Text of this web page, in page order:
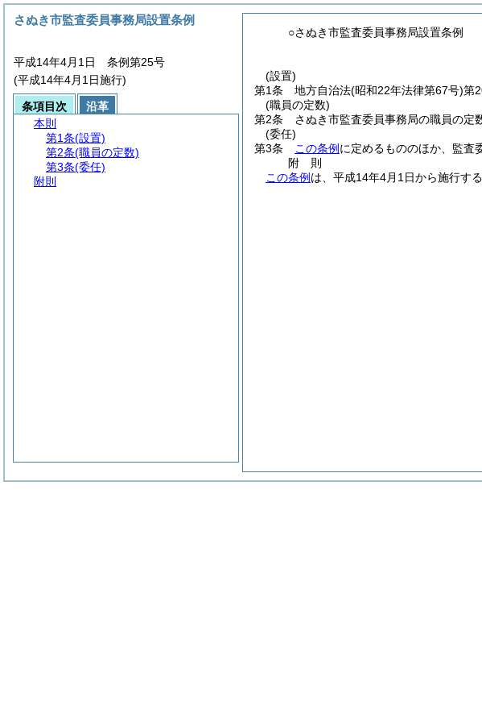
○さぬき市監査委員事務局設置条例
(設置)
第1条
地方自治法(昭和22年法律第67号)第
(職員の定数)
第2条
さぬき市監査委員事務局の職員の定
(委任)
第3条
この条例 に定めるもののほか、監査
附 則
この条例 は、平成14年4月1日から施行する
さぬき市監査委員事務局設置条例
平成14年4月1日 条例第25号
(平成14年4月1日施行)
条項目次
沿革
本則
第1条(設置)
第2条(職員の定数)
第3条(委任)
附則